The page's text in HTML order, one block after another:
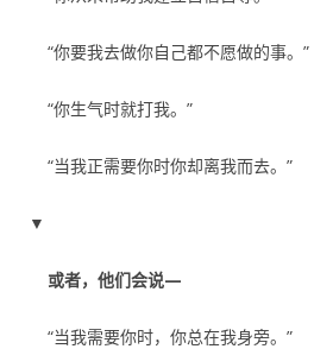
“你要我去做你自己都不愿做的事。”
“你生气时就打我。”
“当我正需要你时你却离我而去。”
▼
或者，他们会说—
“当我需要你时，你总在我身旁。”